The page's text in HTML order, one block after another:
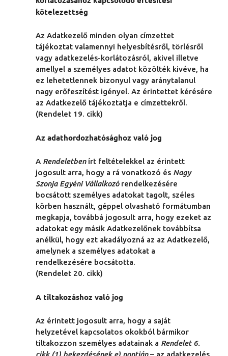
kötelezettség
Az Adatkezelő minden olyan címzettet
tájékoztat valamennyi helyesbítésről, törlésről
vagy adatkezelés-korlátozásról, akivel illetve
amellyel a személyes adatot közölték kivéve, ha
ez lehetetlennek bizonyul vagy aránytalanul
nagy erőfeszítést igényel. Az érintettet kérésére
az Adatkezelő tájékoztatja e címzettekről.
(Rendelet 19. cikk)
Az adathordozhatósághoz való jog
A Rendeletben írt feltételekkel az érintett
jogosult arra, hogy a rá vonatkozó és Nagy
Szonja Egyéni Vállalkozó rendelkezésére
bocsátott személyes adatokat tagolt, széles
körben használt, géppel olvasható formátumban
megkapja, továbbá jogosult arra, hogy ezeket az
adatokat egy másik Adatkezelőnek továbbítsa
anélkül, hogy ezt akadályozná az az Adatkezelő,
amelynek a személyes adatokat a
rendelkezésére bocsátotta.
(Rendelet 20. cikk)
A tiltakozáshoz való jog
Az érintett jogosult arra, hogy a saját
helyzetével kapcsolatos okokból bármikor
tiltakozzon személyes adatainak a Rendelet 6.
cikk (1) bekezdésének e) pontján– az adatkezelés